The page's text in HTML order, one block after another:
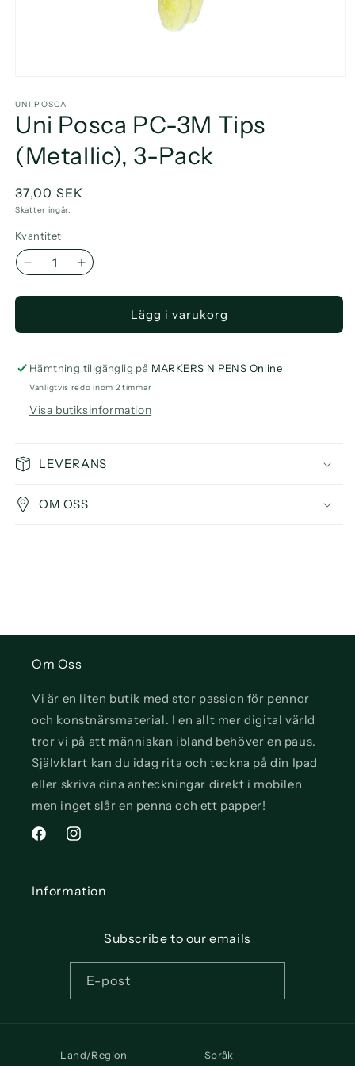
1
i
modalfönster
UNI POSCA
Uni Posca PC-3M Tips
(Metallic), 3-Pack
Ordinarie
pris
37,00 SEK
Skatter ingår.
Kvantitet
Minska
Posca
3M
Tips
(Metallic),
3-
Öka
Posca
3M
Tips
(Metallic),
3-
Lägg i varukorg
Hämtning tillgänglig på MARKERS N PENS Online
Vanligtvis redo inom 2 timmar
Visa butiksinformation
LEVERANS
OM OSS
Om Oss
Vi är en liten butik med stor passion för pennor
och konstnärsmaterial. I en allt mer digital värld
tror vi på att människan ibland behöver en paus.
Självklart kan du idag rita och teckna på din Ipad
eller skriva dina anteckningar direkt i mobilen
men inget slår en penna och ett papper!
FacebookInstagram
Information
Subscribe to our emails
E-post
Land/Region Språk